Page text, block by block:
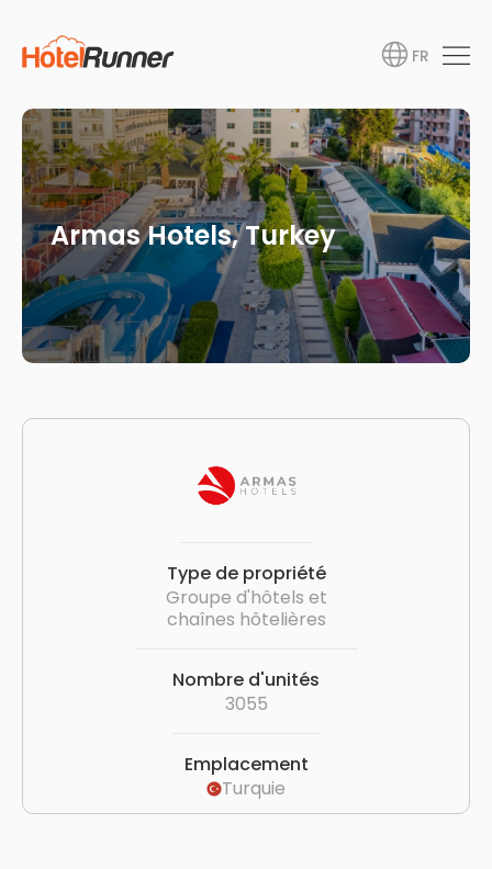
FR
Armas Hotels, Turkey
Type de propriété
Groupe d'hôtels et
chaînes hôtelières
Nombre d'unités
3055
Emplacement
Turquie